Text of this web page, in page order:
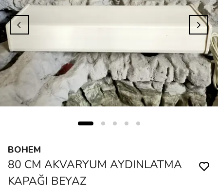
BOHEM
80 CM AKVARYUM AYDINLATMA
KAPAĞI BEYAZ